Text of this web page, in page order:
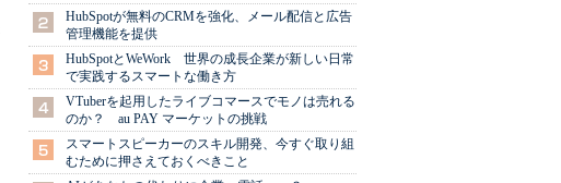
HubSpotが無料のCRMを強化、メール配信と広告
管理機能を提供
HubSpotとWeWork 世界の成長企業が新しい日常
で実践するスマートな働き方
VTuberを起用したライブコマースでモノは売れる
のか？ au PAY マーケットの挑戦
スマートスピーカーのスキル開発、今すぐ取り組
むために押さえておくべきこと